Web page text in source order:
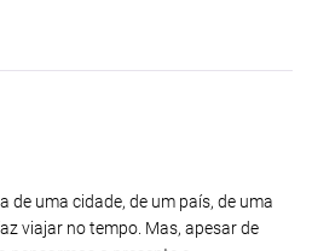
de uma cidade, de um país, de uma
viajar no tempo. Mas, apesar de